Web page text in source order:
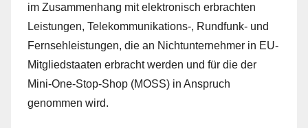
im Zusammenhang mit elektronisch erbrachten
Leistungen, Telekommunikations-, Rundfunk- und
Fernsehleistungen, die an Nichtunternehmer in EU-
Mitgliedstaaten erbracht werden und für die der
Mini-One-Stop-Shop (MOSS) in Anspruch
genommen wird.